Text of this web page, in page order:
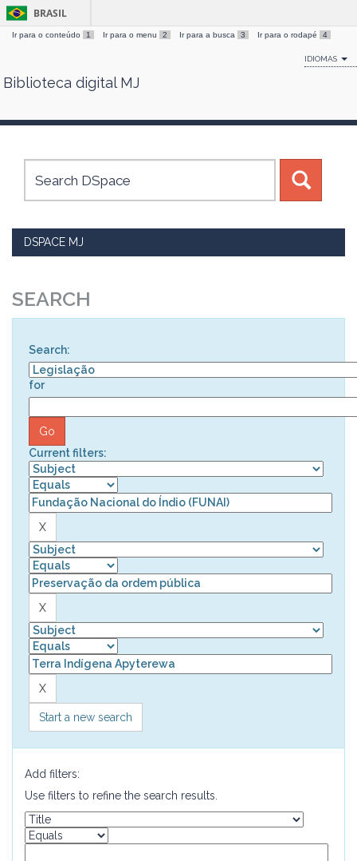
Skip
BRASIL
Ir para o conteúdo 1 Ir para o menu 2 Ir para a busca 3 Ir para o rodapé 4
IDIOMAS
Biblioteca digital MJ
DSPACE MJ
SEARCH
Search:
for
Current filters:
Start a new search
Add filters:
Use filters to refine the search results.